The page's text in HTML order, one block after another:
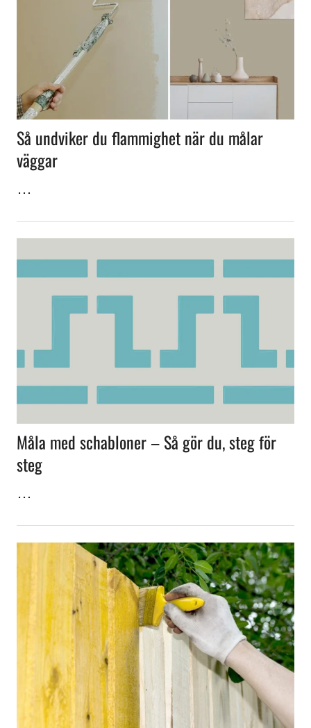
Så undviker du flammighet när du målar
väggar
…
Måla med schabloner – Så gör du, steg för
steg
…